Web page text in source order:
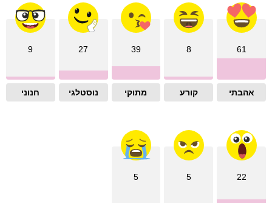
61
אהבתי
8
קורע
39
מתוקי
27
נוסטלגי
9
חנוני
22
5
5